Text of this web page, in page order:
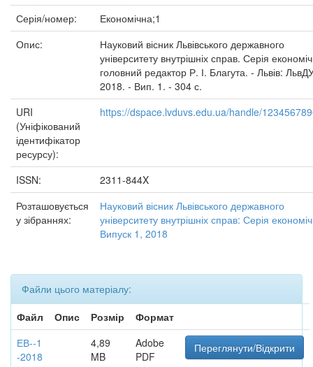
Серія/номер:
Економічна;1
Опис:
Науковий вісник Львівського державного
університету внутрішніх справ. Серія
головний редактор Р. І. Благута. - Львів:
2018. - Вип. 1. - 304 с.
URI
(Уніфікований
ідентифікатор
ресурсу):
https://dspace.lvduvs.edu.ua/handle/
ISSN:
2311-844X
Розташовується
у зібраннях:
Науковий вісник Львівського державного
університету внутрішніх справ: Серія
Випуск 1, 2018
Файли цього матеріалу:
Файл
Опис Розмір
Формат
ЕВ--1
-2018
4,89
MB
Adobe
PDF
Переглянути/Відкрити